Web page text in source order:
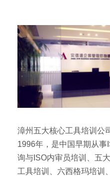
漳州五大核心工具培训公
1996年，是中国早期从
询与ISO内审员培训、五
工具培训、六西格玛培训